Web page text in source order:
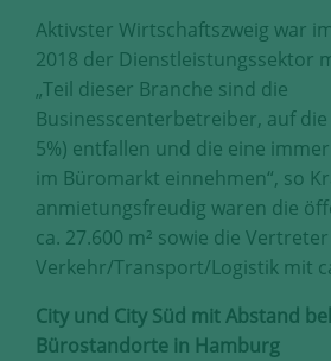
Aktivster Wirtschaftszweig war
2018 der Dienstleistungssektor
„Teil dieser Branche sind die
Businesscenterbetreiber, auf die
5%) entfallen und die eine
im Büromarkt einnehmen“, so
anmietungsfreudig waren die
ca. 27.600 m² sowie die
Verkehr/Transport/Logistik mit
City und City Süd mit Abstand
Bürostandorte in Hamburg